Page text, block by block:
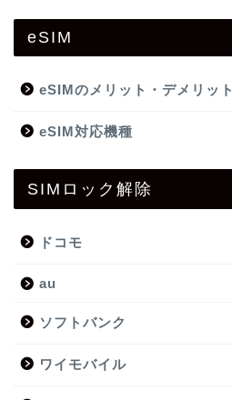
eSIM
eSIMのメリット・デメリット
eSIM対応機種
SIMロック解除
ドコモ
au
ソフトバンク
ワイモバイル